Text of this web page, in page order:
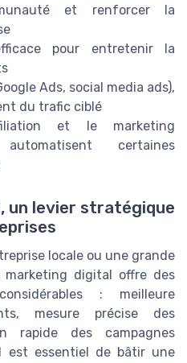
et renforcer la
pour entretenir la
Ads, social media ads),
du trafic ciblé
et le marketing
certaines
un levier stratégique
locale ou une grande
marketing digital offre des
: meilleure
mesure précise des
rapide des campagnes
est essentiel de bâtir une